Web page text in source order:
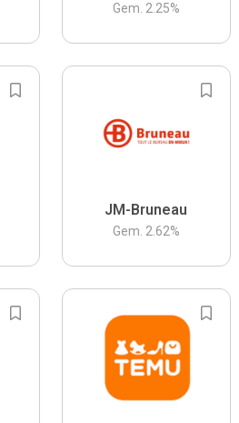
Gem. 2.25%
JM-Bruneau
Gem. 2.62%